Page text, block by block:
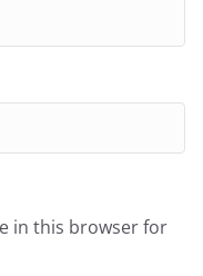
in this browser for